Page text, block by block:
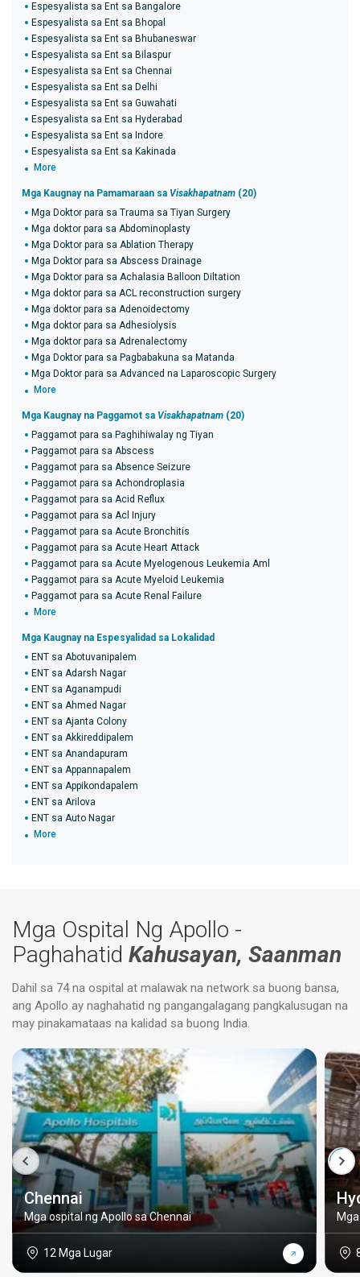
Espesyalista sa Ent sa Bangalore
Espesyalista sa Ent sa Bhopal
Espesyalista sa Ent sa Bhubaneswar
Espesyalista sa Ent sa Bilaspur
Espesyalista sa Ent sa Chennai
Espesyalista sa Ent sa Delhi
Espesyalista sa Ent sa Guwahati
Espesyalista sa Ent sa Hyderabad
Espesyalista sa Ent sa Indore
Espesyalista sa Ent sa Kakinada
More
Mga Kaugnay na Pamamaraan sa Visakhapatnam (20)
Mga Doktor para sa Trauma sa Tiyan Surgery
Mga doktor para sa Abdominoplasty
Mga Doktor para sa Ablation Therapy
Mga Doktor para sa Abscess Drainage
Mga Doktor para sa Achalasia Balloon Diltation
Mga doktor para sa ACL reconstruction surgery
Mga doktor para sa Adenoidectomy
Mga doktor para sa Adhesiolysis
Mga doktor para sa Adrenalectomy
Mga Doktor para sa Pagbabakuna sa Matanda
Mga Doktor para sa Advanced na Laparoscopic Surgery
More
Mga Kaugnay na Paggamot sa Visakhapatnam (20)
Paggamot para sa Paghihiwalay ng Tiyan
Paggamot para sa Abscess
Paggamot para sa Absence Seizure
Paggamot para sa Achondroplasia
Paggamot para sa Acid Reflux
Paggamot para sa Acl Injury
Paggamot para sa Acute Bronchitis
Paggamot para sa Acute Heart Attack
Paggamot para sa Acute Myelogenous Leukemia Aml
Paggamot para sa Acute Myeloid Leukemia
Paggamot para sa Acute Renal Failure
More
Mga Kaugnay na Espesyalidad sa Lokalidad
ENT sa Abotuvanipalem
ENT sa Adarsh ​​Nagar
ENT sa Aganampudi
ENT sa Ahmed Nagar
ENT sa Ajanta Colony
ENT sa Akkireddipalem
ENT sa Anandapuram
ENT sa Appannapalem
ENT sa Appikondapalem
ENT sa Arilova
ENT sa Auto Nagar
More
Mga Ospital Ng Apollo -
Paghahatid Kahusayan, Saanman
Dahil sa 74 na ospital at malawak na network sa buong bansa,
ang Apollo ay naghahatid ng pangangalagang pangkalusugan na
may pinakamataas na kalidad sa buong India.
Chennai
Mga ospital ng Apollo sa Chennai
12 Mga Lugar